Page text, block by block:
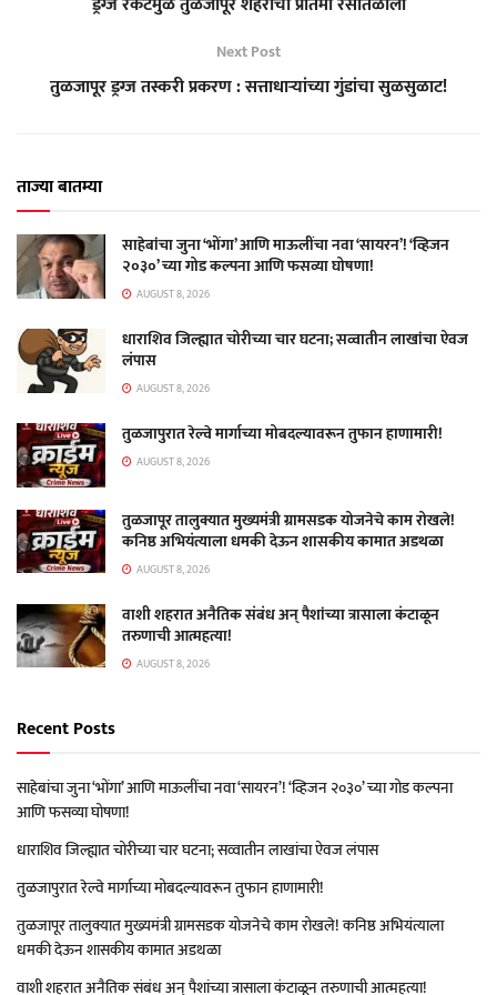
Next Post
तुळजापूर ड्रग्ज तस्करी प्रकरण : सत्ताधाऱ्यांच्या गुंडांचा सुळसुळाट!
ताज्या बातम्या
साहेबांचा जुना ‘भोंगा’ आणि माऊलींचा नवा ‘सायरन’! ‘व्हिजन
२०३०’ च्या गोड कल्पना आणि फसव्या घोषणा!
AUGUST 8, 2026
धाराशिव जिल्ह्यात चोरीच्या चार घटना; सव्वातीन लाखांचा ऐवज
लंपास
AUGUST 8, 2026
तुळजापुरात रेल्वे मार्गाच्या मोबदल्यावरून तुफान हाणामारी!
AUGUST 8, 2026
तुळजापूर तालुक्यात मुख्यमंत्री ग्रामसडक योजनेचे काम रोखले!
कनिष्ठ अभियंत्याला धमकी देऊन शासकीय कामात अडथळा
AUGUST 8, 2026
वाशी शहरात अनैतिक संबंध अन् पैशांच्या त्रासाला कंटाळून
तरुणाची आत्महत्या!
AUGUST 8, 2026
Recent Posts
साहेबांचा जुना ‘भोंगा’ आणि माऊलींचा नवा ‘सायरन’! ‘व्हिजन २०३०’ च्या गोड कल्पना
आणि फसव्या घोषणा!
धाराशिव जिल्ह्यात चोरीच्या चार घटना; सव्वातीन लाखांचा ऐवज लंपास
तुळजापुरात रेल्वे मार्गाच्या मोबदल्यावरून तुफान हाणामारी!
तुळजापूर तालुक्यात मुख्यमंत्री ग्रामसडक योजनेचे काम रोखले! कनिष्ठ अभियंत्याला
धमकी देऊन शासकीय कामात अडथळा
वाशी शहरात अनैतिक संबंध अन् पैशांच्या त्रासाला कंटाळून तरुणाची आत्महत्या!